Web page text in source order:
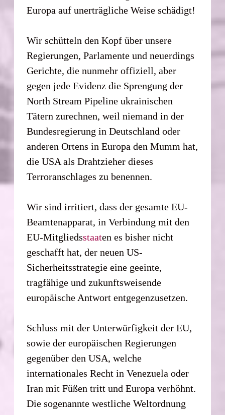
Europa auf unerträgliche Weise schädigt!
Wir schütteln den Kopf über unsere
Regierungen, Parlamente und neuerdings
Gerichte, die nunmehr offiziell, aber
gegen jede Evidenz die Sprengung der
North Stream Pipeline ukrainischen
Tätern zurechnen, weil niemand in der
Bundesregierung in Deutschland oder
anderen Ortens in Europa den Mumm hat,
die USA als Drahtzieher dieses
Terroranschlages zu benennen.
Wir sind irritiert, dass der gesamte EU-
Beamtenapparat, in Verbindung mit den
EU-Mitgliedsstaaten es bisher nicht
geschafft hat, der neuen US-
Sicherheitsstrategie eine geeinte,
tragfähige und zukunftsweisende
europäische Antwort entgegenzusetzen.
Schluss mit der Unterwürfigkeit der EU,
sowie der europäischen Regierungen
gegenüber den USA, welche
internationales Recht in Venezuela oder
Iran mit Füßen tritt und Europa verhöhnt.
Die sogenannte westliche Weltordnung